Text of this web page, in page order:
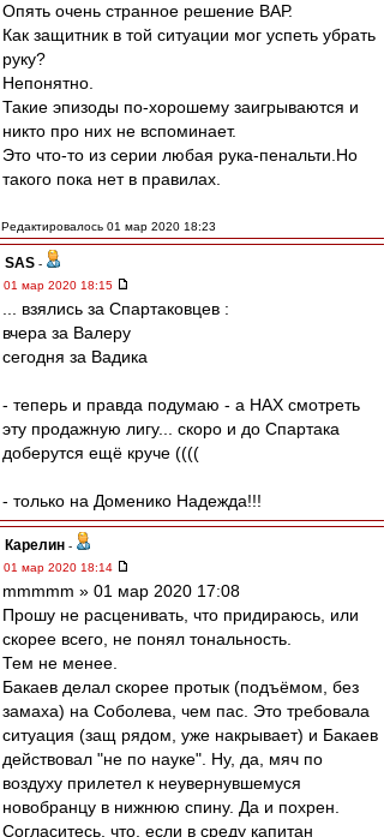
Опять очень странное решение ВАР.
Как защитник в той ситуации мог успеть убрать
руку?
Непонятно.
Такие эпизоды по-хорошему заигрываются и
никто про них не вспоминает.
Это что-то из серии любая рука-пенальти.Но
такого пока нет в правилах.
Редактировалось 01 мар 2020 18:23
SAS -
01 мар 2020 18:15
... взялись за Спартаковцев :
вчера за Валеру
сегодня за Вадика
- теперь и правда подумаю - а НАХ смотреть
эту продажную лигу... скоро и до Спартака
доберутся ещё круче ((((
- только на Доменико Надежда!!!
Карелин -
01 мар 2020 18:14
mmmmm » 01 мар 2020 17:08
Прошу не расценивать, что придираюсь, или
скорее всего, не понял тональность.
Тем не менее.
Бакаев делал скорее протык (подъёмом, без
замаха) на Соболева, чем пас. Это требовала
ситуация (защ рядом, уже накрывает) и Бакаев
действовал "не по науке". Ну, да, мяч по
воздуху прилетел к неувернувшемуся
новобранцу в нижнюю спину. Да и похрен.
Согласитесь, что, если в среду капитан